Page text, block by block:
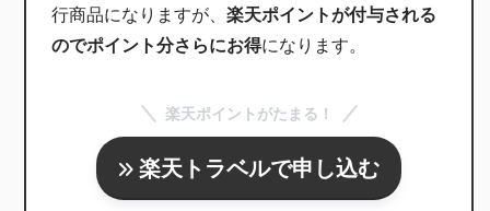
行商品になりますが、楽天ポイントが付与される
のでポイント分さらにお得になります。
楽天ポイントがたまる！
楽天トラベルで申し込む